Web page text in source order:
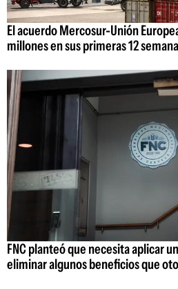
El acuerdo Mercosur-Unión
millones en sus primeras 12
FNC planteó que necesita aplicar
eliminar algunos beneficios que